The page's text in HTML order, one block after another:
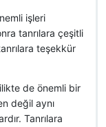
işleri
tanrılara çeşitli
teşekkür
de önemli bir
değil aynı
Tanrılara